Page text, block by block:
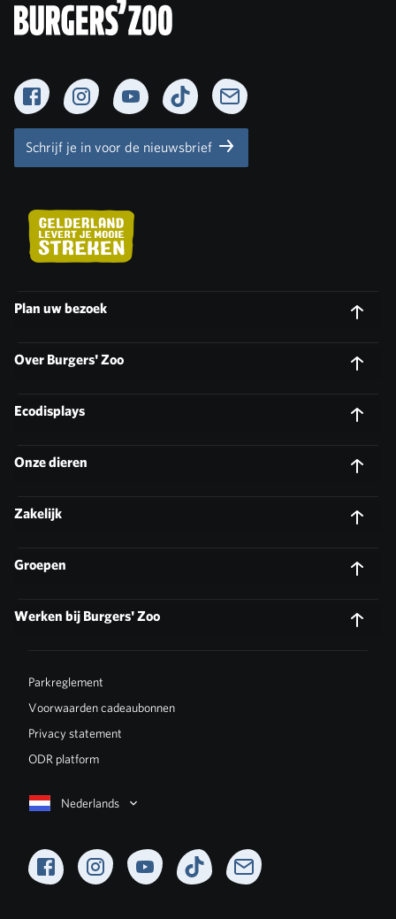
FacebookInstagramYouTubeTikTok Newsletter
Schrijf je in voor de nieuwsbrief
Plan uw bezoek
Over Burgers' Zoo
Ecodisplays
Onze dieren
Zakelijk
Groepen
Werken bij Burgers' Zoo
Nederlands
Parkreglement
Voorwaarden cadeaubonnen
Privacy statement
ODR platform
FacebookInstagramYouTubeTikTok Newsletter